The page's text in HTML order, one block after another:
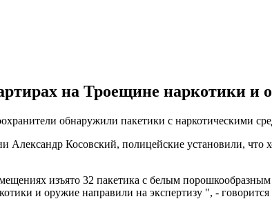
на Троещине наркотики и
обнаружили пакетики с наркотическими
Александр Косовский, полицейские установили,
изъято 32 пакетика с белым
и оружие направили на экспертизу ", -